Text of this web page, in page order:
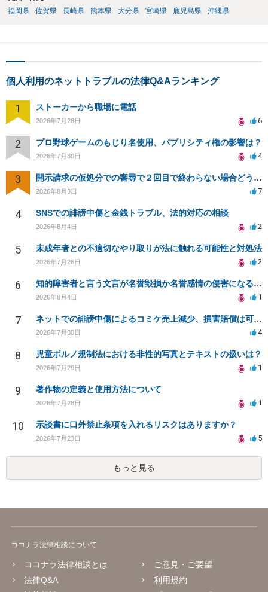
福岡県
佐賀県 長崎県 熊本県 大分県 宮崎県 鹿児島県 沖縄県
個人利用のネットトラブルの法律Q&Aランキング
1 ストーカーから職場に電話
2026年7月28日 6
2 プロ野球ゲームのもじり名使用、パブリシティ権の影響は？
2026年7月30日 4
3 開示請求の仮処分での審尋で２回目で終わらない場合どうしたらいいですか
2026年8月3日 7
4 SNSでの誹謗中傷と金銭トラブル、法的対応の相談
2026年8月4日 2
5 未成年者との不適切なやり取りが法に触れる可能性と対処法
2026年7月26日 2
6 知的障害者と言う文言が名誉毀損か名誉感情の侵害になるか教えてほしい。
2026年8月4日 1
7 ネットでの誹謗中傷によるコミケ売上減少、損害賠償は可能か？
2026年7月30日 4
8 児童ポルノ規制法における非性的写真とテキストの扱いは？
2026年7月29日 1
9 著作物の定義と使用方法について
2026年7月28日 1
10 示談書に口外禁止条項を入れるリスクはありますか？
2026年7月23日 5
もっと見る
ココナラ法律相談について
ココナラ法律相談とは
法律Q&A
ご意見・ご要望
利用規約